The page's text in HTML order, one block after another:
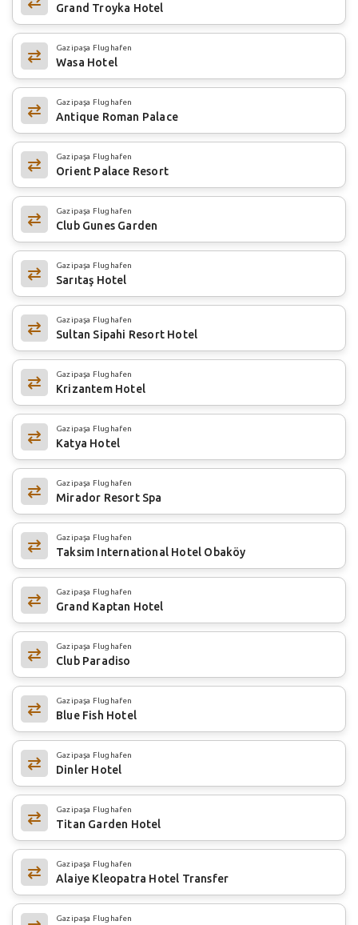
Grand Troyka Hotel
Gazipaşa Flughafen
Wasa Hotel
Gazipaşa Flughafen
Antique Roman Palace
Gazipaşa Flughafen
Orient Palace Resort
Gazipaşa Flughafen
Club Gunes Garden
Gazipaşa Flughafen
Sarıtaş Hotel
Gazipaşa Flughafen
Sultan Sipahi Resort Hotel
Gazipaşa Flughafen
Krizantem Hotel
Gazipaşa Flughafen
Katya Hotel
Gazipaşa Flughafen
Mirador Resort Spa
Gazipaşa Flughafen
Taksim International Hotel Obaköy
Gazipaşa Flughafen
Grand Kaptan Hotel
Gazipaşa Flughafen
Club Paradiso
Gazipaşa Flughafen
Blue Fish Hotel
Gazipaşa Flughafen
Dinler Hotel
Gazipaşa Flughafen
Titan Garden Hotel
Gazipaşa Flughafen
Alaiye Kleopatra Hotel Transfer
Gazipaşa Flughafen